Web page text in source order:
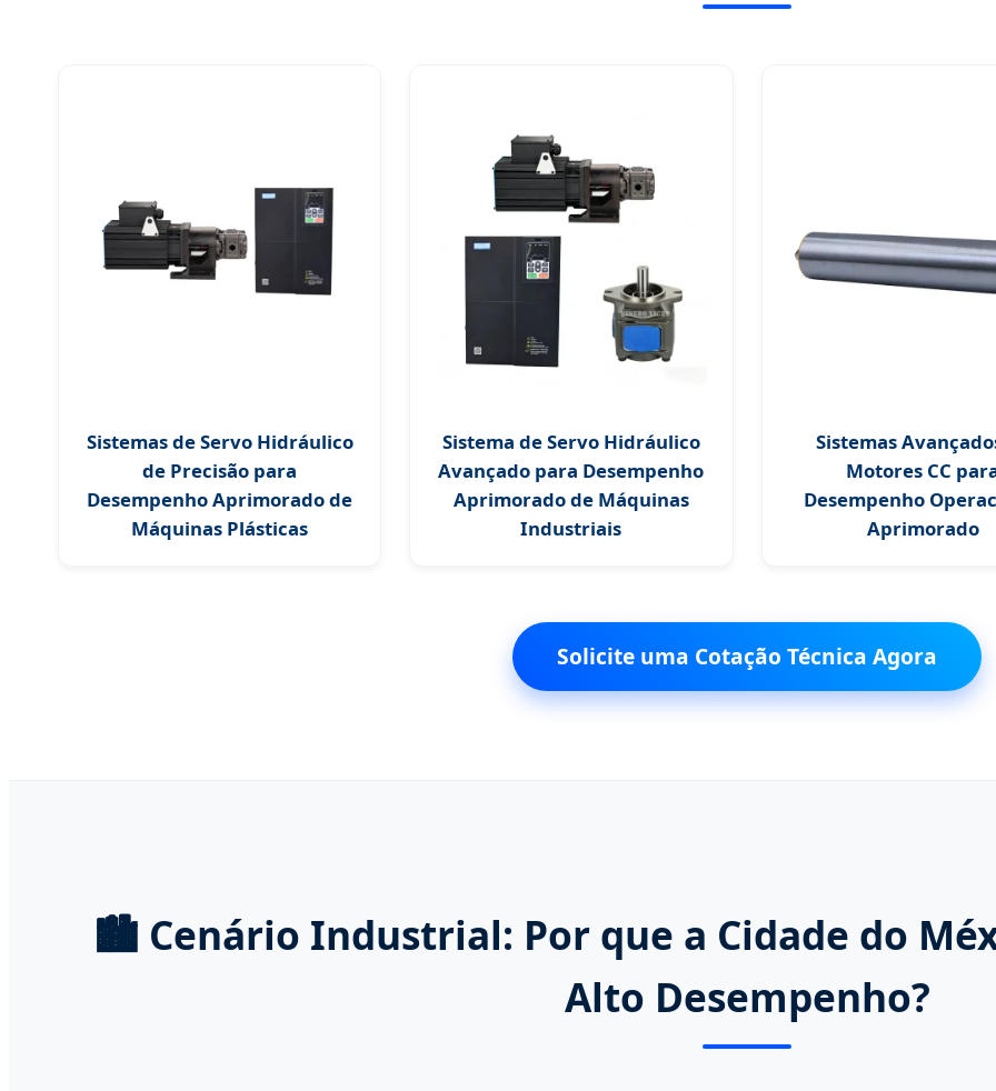
Sistemas de Servo Hidráulico
de Precisão para
Desempenho Aprimorado de
Máquinas Plásticas
Sistema de Servo Hidráulico
Avançado para Desempenho
Aprimorado de Máquinas
Industriais
Sistemas
Motores CC
Desempenho
Aprimorado
Solicite uma Cotação Técnica Agora
🏙️ Cenário Industrial: Por que a Cidade do
Alto Desempenho?